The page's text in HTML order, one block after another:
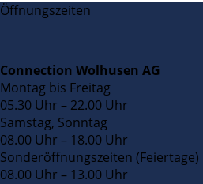
Öffnungszeiten
Connection Wolhusen AG
Montag bis Freitag
05.30 Uhr – 22.00 Uhr
Samstag, Sonntag
08.00 Uhr – 18.00 Uhr
Sonderöffnungszeiten (Feiertage)
08.00 Uhr – 13.00 Uhr